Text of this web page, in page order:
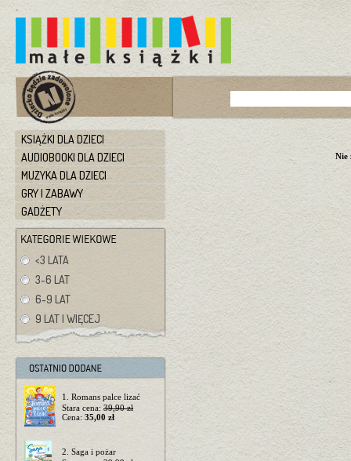
KSIĄŻKI DLA DZIECI
AUDIOBOOKI DLA DZIECI
MUZYKA DLA DZIECI
GRY I ZABAWY
GADŻETY
<3 LATA
3-6 LAT
6-9 LAT
9 LAT I WIĘCEJ
1. Romans palce lizać
Stara cena: 39,90 zł
Cena: 35,00 zł
2. Saga i pożar
Nie